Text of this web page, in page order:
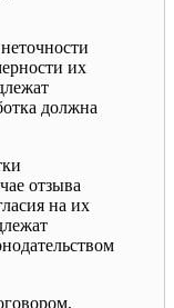
их
должна
отзыва
на их